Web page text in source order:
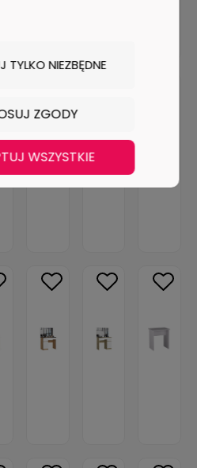
TYLKO NIEZBĘDNE
ZGODY
WSZYSTKIE